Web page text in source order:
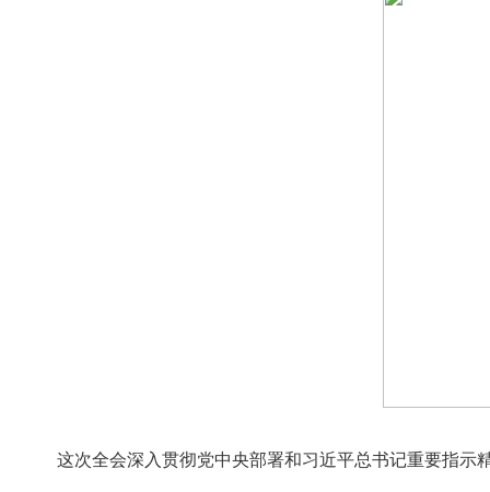
这次全会深入贯彻党中央部署和习近平总书记重要指示